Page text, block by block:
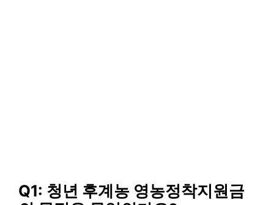
Q1: 청년 후계농 영농정착지원금